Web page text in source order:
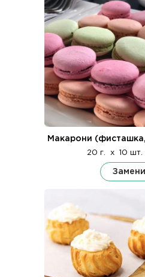
Макарони
20 г. x 10 шт.